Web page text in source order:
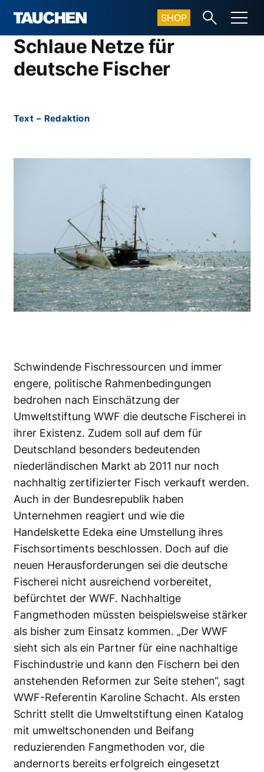
SHOP
Schlaue Netze für
deutsche Fischer
Text – Redaktion
Schwindende Fischressourcen und immer
engere, politische Rahmenbedingungen
bedrohen nach Einschätzung der
Umweltstiftung WWF die deutsche Fischerei in
ihrer Existenz. Zudem soll auf dem für
Deutschland besonders bedeutenden
niederländischen Markt ab 2011 nur noch
nachhaltig zertifizierter Fisch verkauft werden.
Auch in der Bundesrepublik haben
Unternehmen reagiert und wie die
Handelskette Edeka eine Umstellung ihres
Fischsortiments beschlossen. Doch auf die
neuen Herausforderungen sei die deutsche
Fischerei nicht ausreichend vorbereitet,
befürchtet der WWF. Nachhaltige
Fangmethoden müssten beispielsweise stärker
als bisher zum Einsatz kommen. „Der WWF
sieht sich als ein Partner für eine nachhaltige
Fischindustrie und kann den Fischern bei den
anstehenden Reformen zur Seite stehen“, sagt
WWF-Referentin Karoline Schacht. Als ersten
Schritt stellt die Umweltstiftung einen Katalog
mit umweltschonenden und Beifang
reduzierenden Fangmethoden vor, die
andernorts bereits erfolgreich eingesetzt